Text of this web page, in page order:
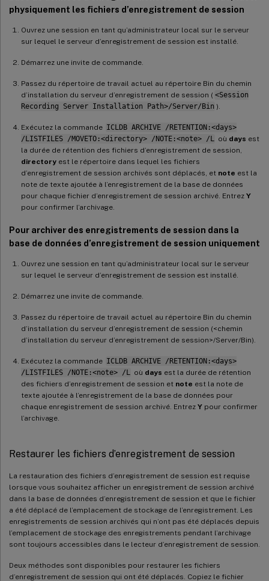
physiquement les fichiers d’enregistrement de session
Ouvrez une session en tant qu’administrateur local sur le serveur
sur lequel le serveur d’enregistrement de session est installé.
Démarrez une invite de commande.
Passez du répertoire de travail actuel au répertoire Bin du chemin
d’installation du serveur d’enregistrement de session ( <Session
Recording Server Installation Path>/Server/Bin ).
Exécutez la commande ICLDB ARCHIVE /RETENTION:<days>
/LISTFILES /MOVETO:<directory> /NOTE:<note> /L
où days est
la durée de rétention des fichiers d’enregistrement de session,
directory est le répertoire dans lequel les fichiers
d’enregistrement de session archivés sont déplacés, et note est la
note de texte ajoutée à l’enregistrement de la base de données
pour chaque fichier d’enregistrement de session archivé. Entrez Y
pour confirmer l’archivage.
Pour archiver des enregistrements de session dans la
base de données d’enregistrement de session uniquement
Ouvrez une session en tant qu’administrateur local sur le serveur
sur lequel le serveur d’enregistrement de session est installé.
Démarrez une invite de commande.
Passez du répertoire de travail actuel au répertoire Bin du chemin
d’installation du serveur d’enregistrement de session (<chemin
d’installation du serveur d’enregistrement de session>/Server/Bin).
Exécutez la commande ICLDB ARCHIVE /RETENTION:<days>
/LISTFILES /NOTE:<note> /L
où days est la durée de rétention
des fichiers d’enregistrement de session et note est la note de
texte ajoutée à l’enregistrement de la base de données pour
chaque enregistrement de session archivé. Entrez Y pour confirmer
l’archivage.
Restaurer les fichiers d’enregistrement de session
La restauration des fichiers d’enregistrement de session est requise
lorsque vous souhaitez afficher un enregistrement de session archivé
dans la base de données d’enregistrement de session et que le fichier
a été déplacé de l’emplacement de stockage de l’enregistrement. Les
enregistrements de session archivés qui n’ont pas été déplacés depuis
l’emplacement de stockage des enregistrements pendant l’archivage
sont toujours accessibles dans le lecteur d’enregistrement de session.
Deux méthodes sont disponibles pour restaurer les fichiers
d’enregistrement de session qui ont été déplacés. Copiez le fichier